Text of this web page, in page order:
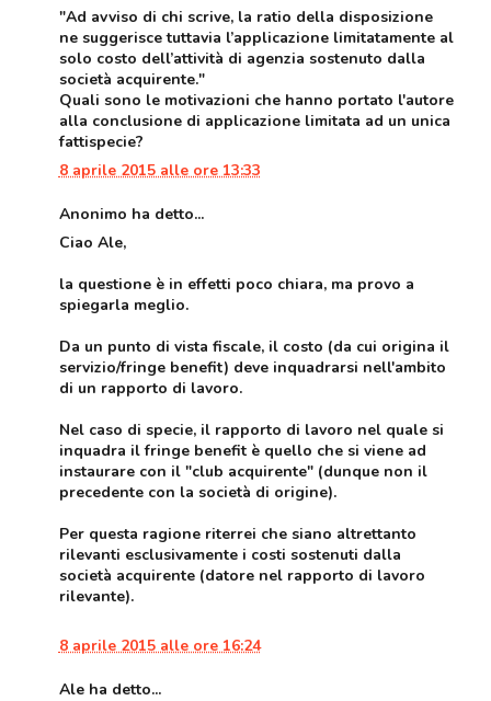
"Ad avviso di chi scrive, la ratio della disposizione
ne suggerisce tuttavia l’applicazione limitatamente al
solo costo dell’attività di agenzia sostenuto dalla
società acquirente."
Quali sono le motivazioni che hanno portato l'autore
alla conclusione di applicazione limitata ad un unica
fattispecie?
8 aprile 2015 alle ore 13:33
Anonimo ha detto...
Ciao Ale,
la questione è in effetti poco chiara, ma provo a
spiegarla meglio.
Da un punto di vista fiscale, il costo (da cui origina il
servizio/fringe benefit) deve inquadrarsi nell'ambito
di un rapporto di lavoro.
Nel caso di specie, il rapporto di lavoro nel quale si
inquadra il fringe benefit è quello che si viene ad
instaurare con il "club acquirente" (dunque non il
precedente con la società di origine).
Per questa ragione riterrei che siano altrettanto
rilevanti esclusivamente i costi sostenuti dalla
società acquirente (datore nel rapporto di lavoro
rilevante).
8 aprile 2015 alle ore 16:24
Ale ha detto...